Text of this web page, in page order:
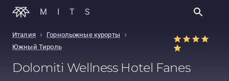
MITS
Италия › Горнолыжные курорты ›
Южный Тироль
Dolomiti Wellness Hotel Fanes